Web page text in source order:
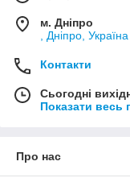
м. Дніпро
, Дніпро, Україна
Контакти
Сьогодні
Показати весь
Про нас